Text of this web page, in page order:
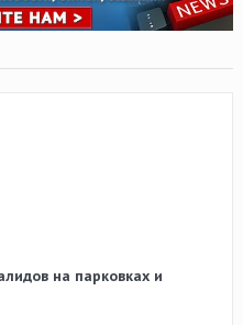
на парковках и